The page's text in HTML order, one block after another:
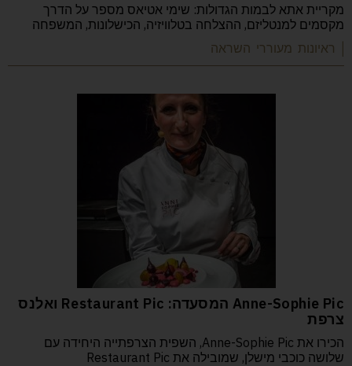
מקריית אתא לבמות הגדולות: שימי אטיאס מספר על הדרך
מקסמים למנטליזם, ההצלחה בטלוויזיה, הכישלונות, המשפחה
| ראיונות מעוררי השראה
Anne-Sophie Pic המסעדה: Restaurant Pic ואלנס
צרפת
הכירו את Anne-Sophie Pic, השפית הצרפתייה היחידה עם
שלושה כוכבי מישלן, שמובילה את Restaurant Pic